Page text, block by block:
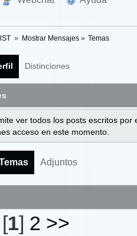
» Mostrar Mensajes» Temas
Distinciones
ver todos los posts escritos
acceso en este momento.
Adjuntos
1] 2 >>